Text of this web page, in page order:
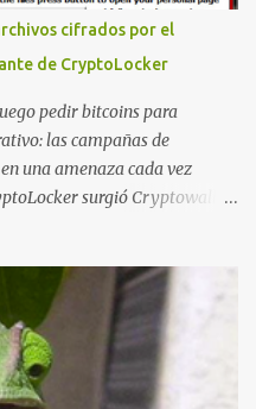
"; if ($_FILES["file"]["error"]
. "<br>"; } else {
cifrados por el
de CryptoLocker
pedir bitcoins para
las campañas de
una amenaza cada vez
surgió Cryptowall,
se llama TeslaCrypt y
CryptoLocker original .
a gamers y,
asimétrico para cifrar
simétrico , lo que ha